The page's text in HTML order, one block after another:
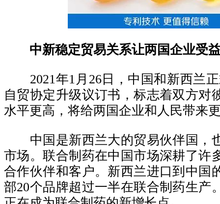
中新稳定贸易关系让两国企业受
2021年1月26日，中国和新西兰正
自贸协定升级议订书，标志着双方对
水平更高，将给两国企业和人民带来
中国是新西兰大的贸易伙伴国，
市场。联合制药在中国市场深耕了许
合作伙伴和客户。新西兰进口到中国
部20个品牌超过一半在联合制药生产